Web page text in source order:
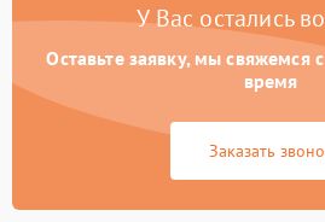
1500 ₽
Повреждение системы
GPS
Неисправность системы
1000 ₽
У Вас остались
Оставьте заявку, мы
время
Заказать